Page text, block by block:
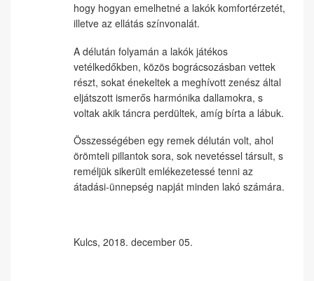
hogy hogyan emelhetné a lakók komfortérzetét,
illetve az ellátás színvonalát.
A délután folyamán a lakók játékos
vetélkedőkben, közös bográcsozásban vettek
részt, sokat énekeltek a meghívott zenész által
eljátszott ismerős harmónika dallamokra, s
voltak akik táncra perdültek, amíg bírta a lábuk.
Összességében egy remek délután volt, ahol
örömteli pillantok sora, sok nevetéssel társult, s
reméljük sikerült emlékezetessé tenni az
átadási-ünnepség napját minden lakó számára.
Kulcs, 2018. december 05.